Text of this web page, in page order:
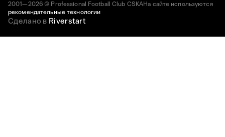
2001—2026 © Professional Football Club CSKAНа сайте используются
рекомендательные технологии
Сделано в Riverstart